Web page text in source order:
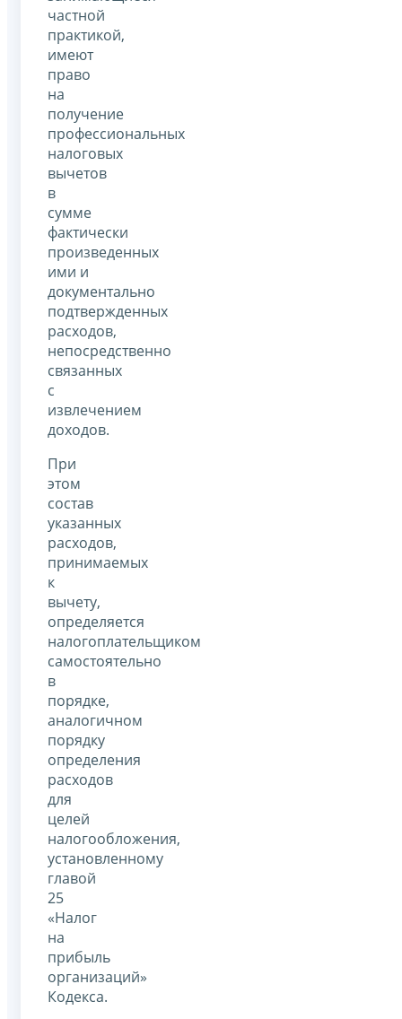
частной
практикой,
имеют
право
на
получение
профессиональных
налоговых
вычетов
в
сумме
фактически
произведенных
ими и
документально
подтвержденных
расходов,
непосредственно
связанных
с
извлечением
доходов.
При
этом
состав
указанных
расходов,
принимаемых
к
вычету,
определяется
налогоплательщиком
самостоятельно
в
порядке,
аналогичном
порядку
определения
расходов
для
целей
налогообложения,
установленному
главой
25
«Налог
на
прибыль
организаций»
Кодекса.